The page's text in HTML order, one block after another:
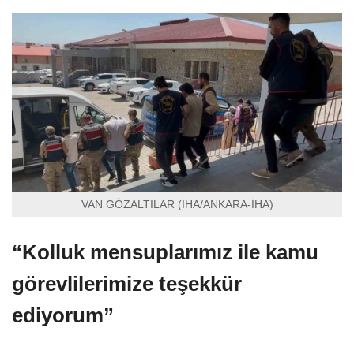
VAN GÖZALTILAR (İHA/ANKARA-İHA)
“Kolluk mensuplarımız ile kamu
görevlilerimize teşekkür
ediyorum”